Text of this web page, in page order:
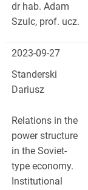
dr hab. Adam
Szulc, prof. ucz.
2023-09-27
Standerski
Dariusz
Relations in the
power structure
in the Soviet-
type economy.
Institutional